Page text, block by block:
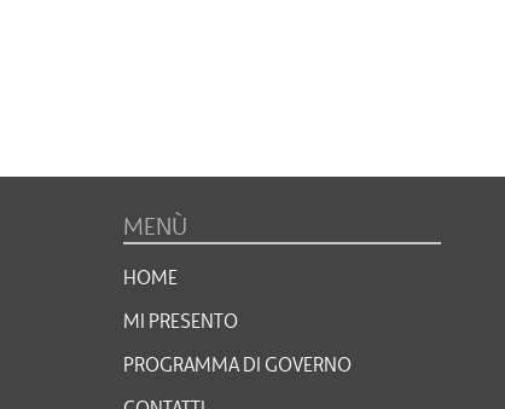
MENÙ
HOME
MI PRESENTO
PROGRAMMA DI GOVERNO